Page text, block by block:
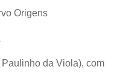
Origens
da Viola), com